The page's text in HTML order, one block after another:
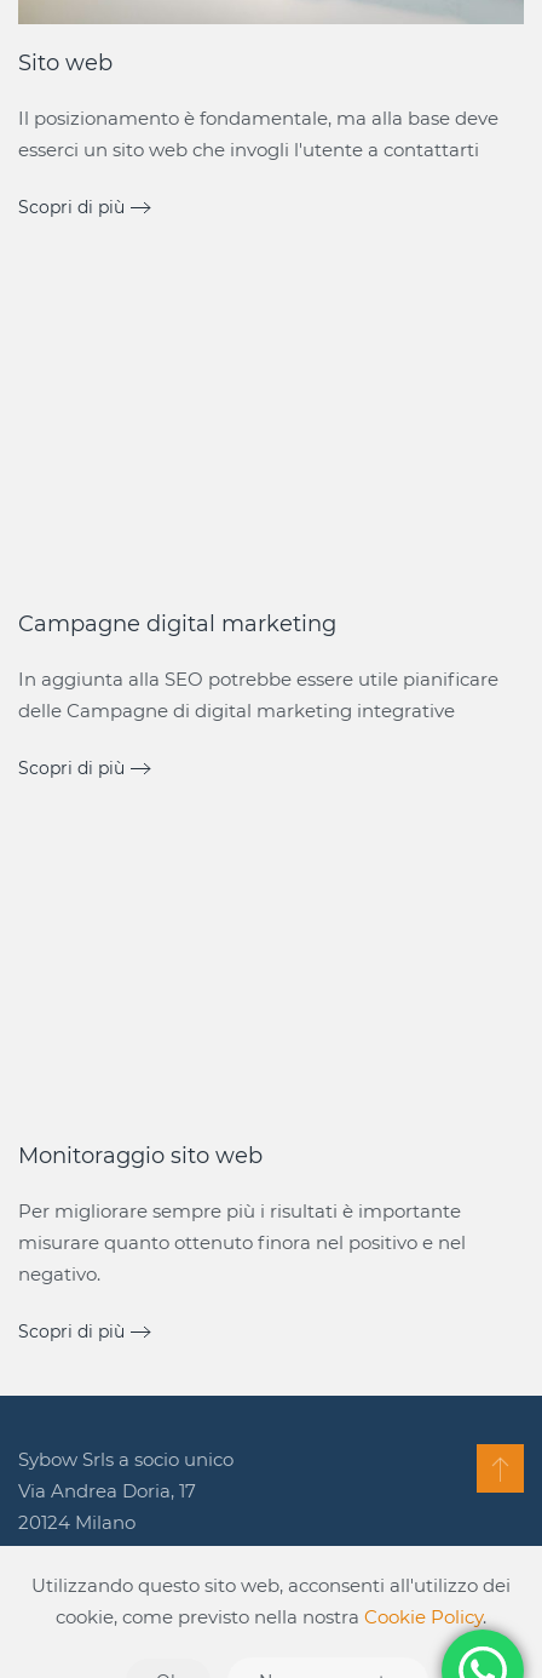
Utilizzando questo sito web, acconsenti all'utilizzo dei
cookie, come previsto nella nostra Cookie Policy.
Sito web
Il posizionamento è fondamentale, ma alla base deve
esserci un sito web che invogli l'utente a contattarti
Scopri di più
Campagne digital marketing
In aggiunta alla SEO potrebbe essere utile pianificare
delle Campagne di digital marketing integrative
Scopri di più
Monitoraggio sito web
Per migliorare sempre più i risultati è importante
misurare quanto ottenuto finora nel positivo e nel
negativo.
Scopri di più
Sybow Srls a socio unico
Via Andrea Doria, 17
20124 Milano
P.IVA 11194890965
+39 328.9023334